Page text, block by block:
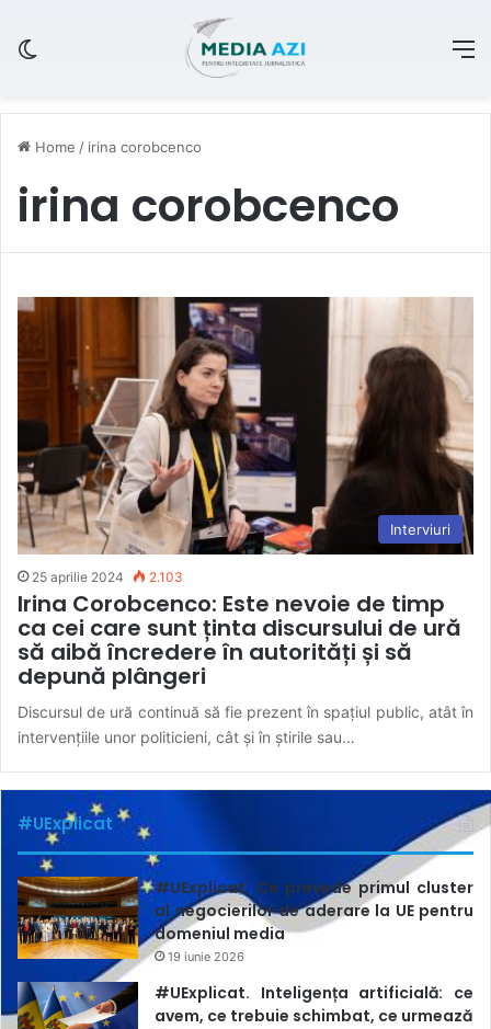
Home / irina corobcenco
irina corobcenco
Interviuri
25 aprilie 2024 2.103
Irina Corobcenco: Este nevoie de timp
ca cei care sunt ținta discursului de ură
să aibă încredere în autorități și să
depună plângeri
Discursul de ură continuă să fie prezent în spațiul public, atât în
intervențiile unor politicieni, cât și în știrile sau…
#UExplicat
#UExplicat. Ce prevede primul cluster
al negocierilor de aderare la UE pentru
domeniul media
19 iunie 2026
#UExplicat. Inteligența artificială: ce
avem, ce trebuie schimbat, ce urmează